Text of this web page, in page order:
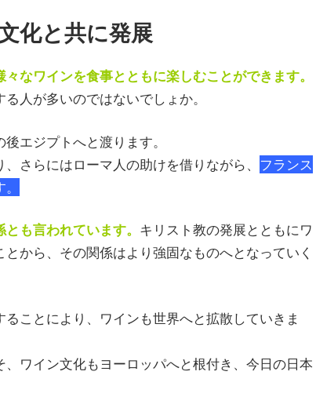
化と共に発展
々なワインを食事とともに楽しむことができます。
人が多いのではないでしょか。
エジプトへと渡ります。
さらにはローマ人の助けを借りながら、 フランス
も言われています。 キリスト教の発展とともにワ
から、その関係はより強固なものへとなっていく
ことにより、ワインも世界へと拡散していきま
ワイン文化もヨーロッパへと根付き、今日の日本